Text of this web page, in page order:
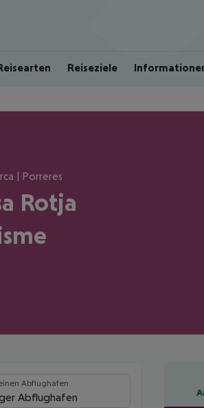
Reiseziele
| Porreres
Rotja
Abflughafen
Abflughafen